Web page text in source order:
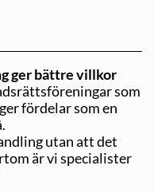
ger bättre villkor
som
fördelar som en
utan att det
är vi specialister